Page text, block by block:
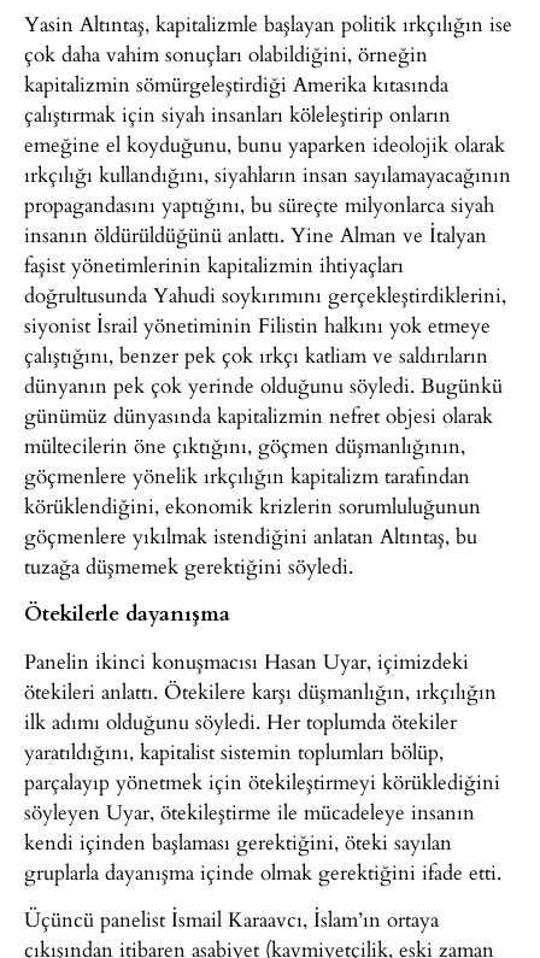
Yasin Altıntaş, kapitalizmle başlayan politik ırkçılığın ise
çok daha vahim sonuçları olabildiğini, örneğin
kapitalizmin sömürgeleştirdiği Amerika kıtasında
çalıştırmak için siyah insanları köleleştirip onların
emeğine el koyduğunu, bunu yaparken ideolojik olarak
ırkçılığı kullandığını, siyahların insan sayılamayacağının
propagandasını yaptığını, bu süreçte milyonlarca siyah
insanın öldürüldüğünü anlattı. Yine Alman ve İtalyan
faşist yönetimlerinin kapitalizmin ihtiyaçları
doğrultusunda Yahudi soykırımını gerçekleştirdiklerini,
siyonist İsrail yönetiminin Filistin halkını yok etmeye
çalıştığını, benzer pek çok ırkçı katliam ve saldırıların
dünyanın pek çok yerinde olduğunu söyledi. Bugünkü
günümüz dünyasında kapitalizmin nefret objesi olarak
mültecilerin öne çıktığını, göçmen düşmanlığının,
göçmenlere yönelik ırkçılığın kapitalizm tarafından
körüklendiğini, ekonomik krizlerin sorumluluğunun
göçmenlere yıkılmak istendiğini anlatan Altıntaş, bu
tuzağa düşmemek gerektiğini söyledi.
Ötekilerle dayanışma
Panelin ikinci konuşmacısı Hasan Uyar, içimizdeki
ötekileri anlattı. Ötekilere karşı düşmanlığın, ırkçılığın
ilk adımı olduğunu söyledi. Her toplumda ötekiler
yaratıldığını, kapitalist sistemin toplumları bölüp,
parçalayıp yönetmek için ötekileştirmeyi körüklediğini
söyleyen Uyar, ötekileştirme ile mücadeleye insanın
kendi içinden başlaması gerektiğini, öteki sayılan
gruplarla dayanışma içinde olmak gerektiğini ifade etti.
Üçüncü panelist İsmail Karaavcı, İslam’ın ortaya
çıkışından itibaren asabiyet (kavmiyetçilik, eski zaman